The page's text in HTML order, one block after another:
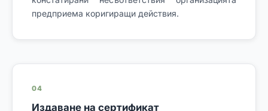
предприема коригиращи действия.
04
Издаване на сертификат